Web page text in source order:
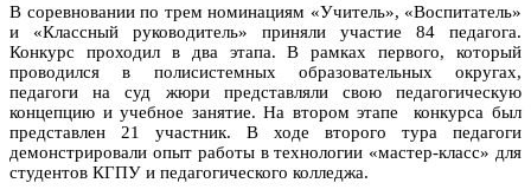
В соревновании по трем номинациям «Учитель», «Воспитатель»
и «Классный руководитель» приняли участие 84 педагога.
Конкурс проходил в два этапа. В рамках первого, который
проводился в полисистемных образовательных округах,
педагоги на суд жюри представляли свою педагогическую
концепцию и учебное занятие. На втором этапе конкурса был
представлен 21 участник. В ходе второго тура педагоги
демонстрировали опыт работы в технологии «мастер-класс» для
студентов КГПУ и педагогического колледжа.